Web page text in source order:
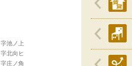
字池ノ上
字北向ヒ
字庄ノ角